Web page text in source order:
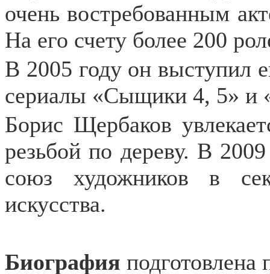
очень востребованным
На его счету более 200
В 2005 году он выступил
сериалы «Сыщики 4, 5» и
Борис Щербаков
резьбой по дереву. В
союз художников в
искусства.
Биография